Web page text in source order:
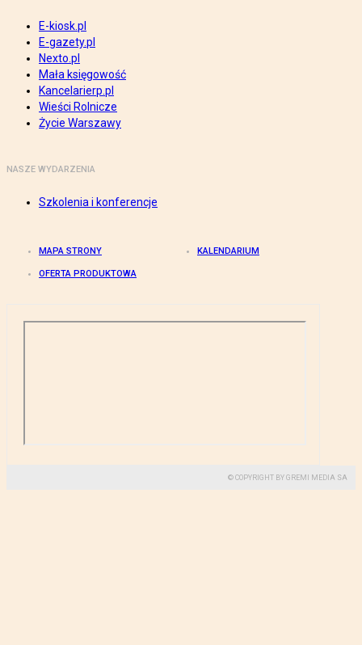
E-kiosk.pl
E-gazety.pl
Nexto.pl
Mała księgowość
Kancelarierp.pl
Wieści Rolnicze
Życie Warszawy
NASZE WYDARZENIA
Szkolenia i konferencje
MAPA STRONY KALENDARIUM
OFERTA PRODUKTOWA
© COPYRIGHT BY GREMI MEDIA SA